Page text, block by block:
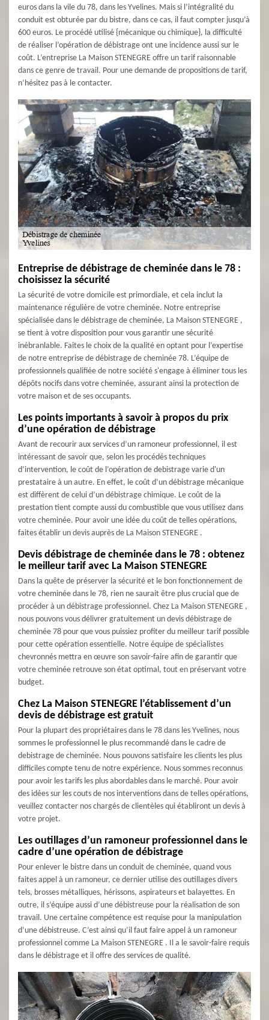
euros dans la vile du 78, dans les Yvelines. Mais si l’intégralité du
conduit est obturée par du bistre, dans ce cas, il faut compter jusqu’à
600 euros. Le procédé utilisé {mécanique ou chimique}, la difficulté
de réaliser l’opération de débistrage ont une incidence aussi sur le
coût. L’entreprise La Maison STENEGRE offre un tarif raisonnable
dans ce genre de travail. Pour une demande de propositions de tarif,
n’hésitez pas à le contacter.
Entreprise de débistrage de cheminée dans le 78 :
choisissez la sécurité
La sécurité de votre domicile est primordiale, et cela inclut la
maintenance régulière de votre cheminée. Notre entreprise
spécialisée dans le débistrage de cheminée, La Maison STENEGRE ,
se tient à votre disposition pour vous garantir une sécurité
inébranlable. Faites le choix de la qualité en optant pour l’expertise
de notre entreprise de débistrage de cheminée 78. L’équipe de
professionnels qualifiée de notre société s'engage à éliminer tous les
dépôts nocifs dans votre cheminée, assurant ainsi la protection de
votre maison et de ses occupants.
Les points importants à savoir à propos du prix
d’une opération de débistrage
Avant de recourir aux services d’un ramoneur professionnel, il est
intéressant de savoir que, selon les procédés techniques
d’intervention, le coût de l’opération de debistrage varie d'un
prestataire à un autre. En effet, le coût d’un débistrage mécanique
est diffèrent de celui d’un débistrage chimique. Le coût de la
prestation tient compte aussi du combustible que vous utilisez dans
votre cheminée. Pour avoir une idée du coût de telles opérations,
faites établir un devis auprès de La Maison STENEGRE .
Devis débistrage de cheminée dans le 78 : obtenez
le meilleur tarif avec La Maison STENEGRE
Dans la quête de préserver la sécurité et le bon fonctionnement de
votre cheminée dans le 78, rien ne saurait être plus crucial que de
procéder à un débistrage professionnel. Chez La Maison STENEGRE ,
nous pouvons vous délivrer gratuitement un devis débistrage de
cheminée 78 pour que vous puissiez profiter du meilleur tarif possible
pour cette opération essentielle. Notre équipe de spécialistes
chevronnés mettra en œuvre son savoir-faire afin de garantir que
votre cheminée retrouve son état optimal, tout en préservant votre
budget.
Chez La Maison STENEGRE l’établissement d’un
devis de débistrage est gratuit
Pour la plupart des propriétaires dans le 78 dans les Yvelines, nous
sommes le professionnel le plus recommandé dans le cadre de
debistrage de cheminée. Nous pouvons satisfaire les clients les plus
difficiles compte tenu de notre expérience. Nous sommes reconnus
pour avoir les tarifs les plus abordables dans le marché. Pour avoir
des idées sur les couts de nos interventions dans de telles opérations,
veuillez contacter nos chargés de clientèles qui établiront un devis à
votre projet.
Les outillages d’un ramoneur professionnel dans le
cadre d’une opération de débistrage
Pour enlever le bistre dans un conduit de cheminée, quand vous
faites appel à un ramoneur, ce dernier utilise des outillages divers
tels, brosses métalliques, hérissons, aspirateurs et balayettes. En
outre, il s’équipe aussi d’une débistreuse pour la réalisation de son
travail. Une certaine compétence est requise pour la manipulation
d’une débistreuse. C’est ainsi qu’il faut faire appel à un ramoneur
professionnel comme La Maison STENEGRE . Il a le savoir-faire requis
dans le débistrage et il offre des services de qualité.